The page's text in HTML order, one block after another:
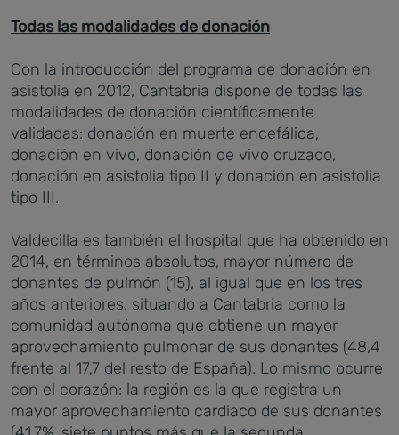
Todas las modalidades de donación
Con la introducción del programa de donación en
asistolia en 2012, Cantabria dispone de todas las
modalidades de donación científicamente
validadas: donación en muerte encefálica,
donación en vivo, donación de vivo cruzado,
donación en asistolia tipo II y donación en asistolia
tipo III.
Valdecilla es también el hospital que ha obtenido en
2014, en términos absolutos, mayor número de
donantes de pulmón (15), al igual que en los tres
años anteriores, situando a Cantabria como la
comunidad autónoma que obtiene un mayor
aprovechamiento pulmonar de sus donantes (48,4
frente al 17,7 del resto de España). Lo mismo ocurre
con el corazón: la región es la que registra un
mayor aprovechamiento cardiaco de sus donantes